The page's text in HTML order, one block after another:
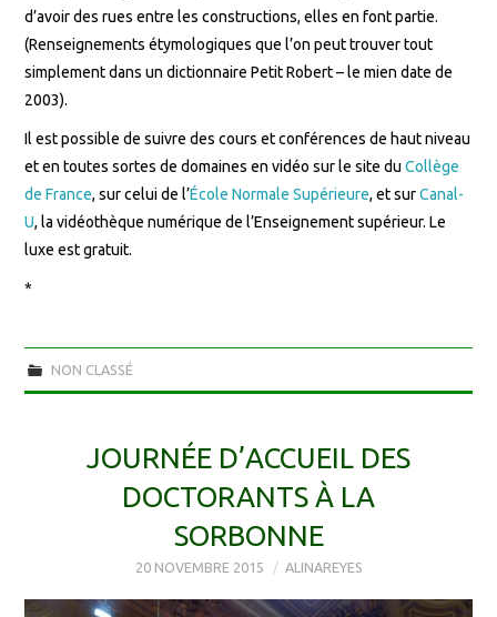
d’avoir des rues entre les constructions, elles en font partie.
(Renseignements étymologiques que l’on peut trouver tout
simplement dans un dictionnaire Petit Robert – le mien date de
2003).
Il est possible de suivre des cours et conférences de haut niveau
et en toutes sortes de domaines en vidéo sur le site duCollège
de France, sur celui de l’École Normale Supérieure, et surCanal-
U, la vidéothèque numérique de l’Enseignement supérieur. Le
luxe est gratuit.
*
NON CLASSÉ
JOURNÉE D’ACCUEIL DES
DOCTORANTS À LA
SORBONNE
20 NOVEMBRE 2015 ALINAREYES